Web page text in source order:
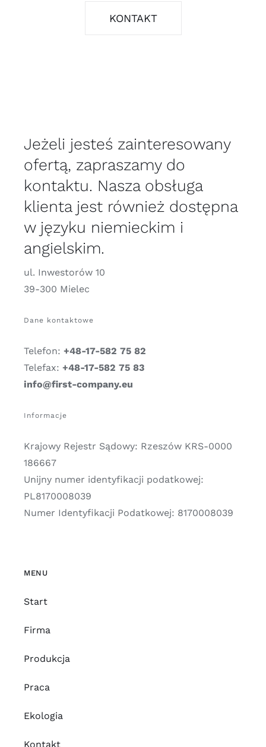
KONTAKT
Jeżeli jesteś zainteresowany
ofertą, zapraszamy do
kontaktu. Nasza obsługa
klienta jest również dostępna
w języku niemieckim i
angielskim.
ul. Inwestorów 10
39-300 Mielec
Dane kontaktowe
Telefon: +48-17-582 75 82
Telefax: +48-17-582 75 83
info@first-company.eu
Informacje
Krajowy Rejestr Sądowy: Rzeszów KRS-0000
186667
Unijny numer identyfikacji podatkowej:
PL8170008039
Numer Identyfikacji Podatkowej: 8170008039
MENU
Start
Firma
Produkcja
Praca
Ekologia
Kontakt